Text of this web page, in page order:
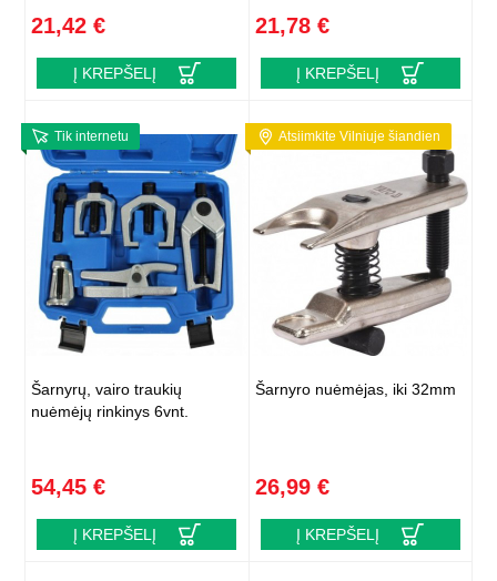
21,42 €
Į KREPŠELĮ
21,78 €
Į KREPŠELĮ
Tik internetu
Šarnyrų, vairo traukių
nuėmėjų rinkinys 6vnt.
54,45 €
Į KREPŠELĮ
Atsiimkite Vilniuje šiandien
Šarnyro nuėmėjas, iki 32mm
26,99 €
Į KREPŠELĮ